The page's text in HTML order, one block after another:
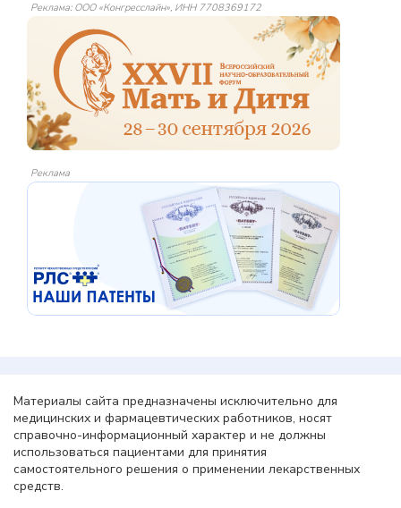
Реклама: ООО «Конгресслайн», ИНН 7708369172
Реклама
Материалы сайта предназначены исключительно для
медицинских и фармацевтических работников, носят
справочно-информационный характер и не должны
использоваться пациентами для принятия
самостоятельного решения о применении лекарственных
средств.